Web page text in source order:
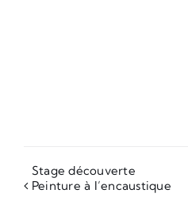
Stage découverte
Peinture à l’encaustique